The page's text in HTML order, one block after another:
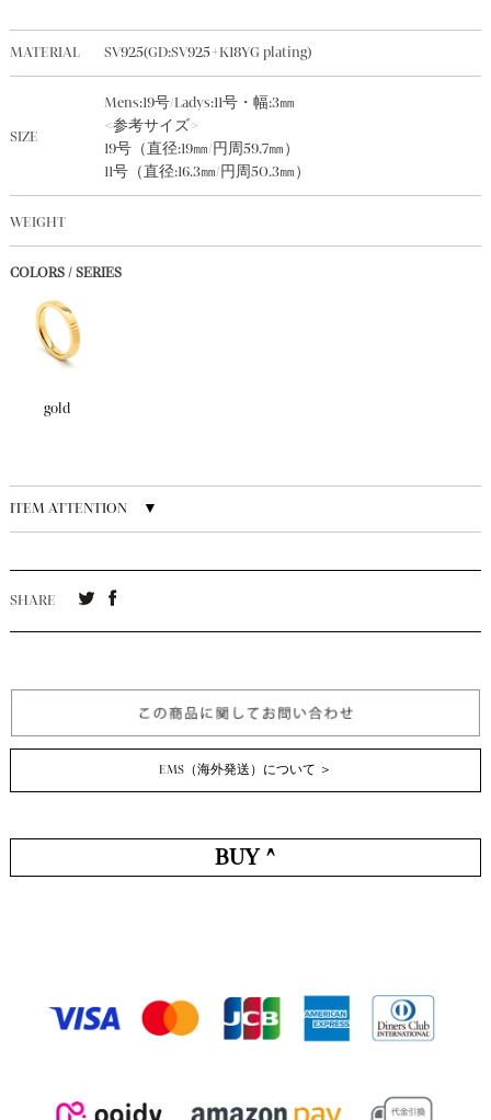
OFFICIAL ACCOUNT
MATERIAL SV925(GD:SV925+K18YG plating)
SIZE
Mens:19号/Ladys:11号・幅:3㎜
<参考サイズ>
19号（直径:19㎜/円周59.7㎜）
11号（直径:16.3㎜/円周50.3㎜）
WEIGHT
COLORS / SERIES
gold
ITEM ATTENTION ▼
EMS（海外発送）について ＞
BUY ^